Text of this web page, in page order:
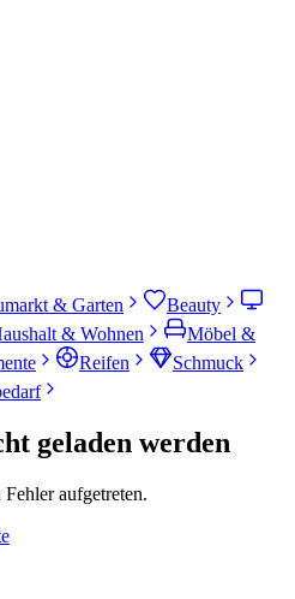
& Garten
Beauty
& Wohnen
Möbel &
Reifen
Schmuck
geladen werden
aufgetreten.